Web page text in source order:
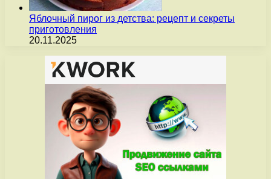
Яблочный пирог из детства: рецепт и секреты
приготовления
20.11.2025